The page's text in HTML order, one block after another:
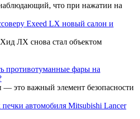
что при нажатии на
Exeed LX новый салон и
ЛХ снова стал объектом
противотуманные фары на
это важный элемент безопасности
печки автомобиля Mitsubishi Lancer